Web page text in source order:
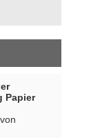
Papier